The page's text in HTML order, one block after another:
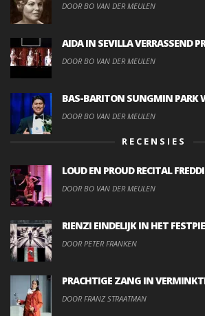
DOOR BO VAN DER MEULEN
AIDA IN SEVILLA VERRASSEND
DOOR BO VAN DER MEULEN
BAS-BARITON SUNGMIN PARK
DOOR BO VAN DER MEULEN
RECENSIES
LOUD EN PROUD RECITAL
DOOR BO VAN DER MEULEN
RIENZI EINDELIJK IN HET
DOOR PETER FRANKEN
PRACHTIGE ZANG IN
DOOR FRANZ STRAATMAN